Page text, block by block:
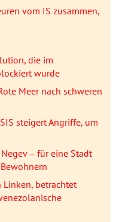
vom IS zusammen,
die im
wurde
Meer nach schweren
steigert Angriffe, um
– für eine Stadt
betrachtet